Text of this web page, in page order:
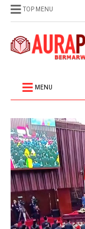
TOP MENU
MENU